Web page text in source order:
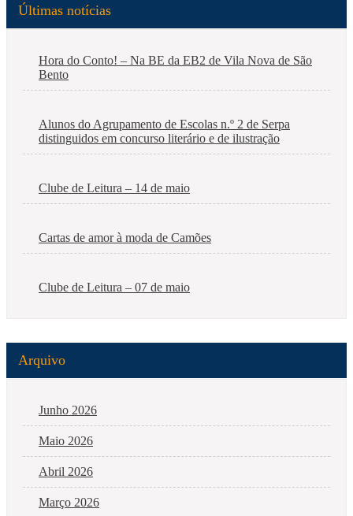
Últimas notícias
Hora do Conto! – Na BE da EB2 de Vila Nova de São
Bento
Alunos do Agrupamento de Escolas n.º 2 de Serpa
distinguidos em concurso literário e de ilustração
Clube de Leitura – 14 de maio
Cartas de amor à moda de Camões
Clube de Leitura – 07 de maio
Arquivo
Junho 2026
Maio 2026
Abril 2026
Março 2026